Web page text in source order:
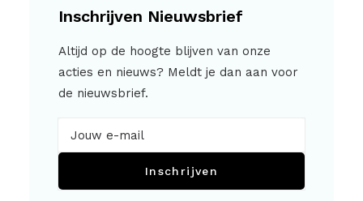
Inschrijven Nieuwsbrief
Altijd op de hoogte blijven van onze
acties en nieuws? Meldt je dan aan voor
de nieuwsbrief.
Inschrijven